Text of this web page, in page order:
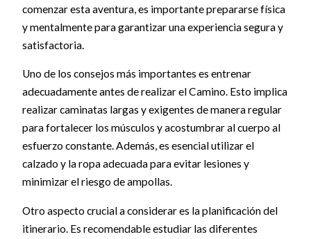
comenzar esta aventura, es importante prepararse física
y mentalmente para garantizar una experiencia segura y
satisfactoria.
Uno de los consejos más importantes es entrenar
adecuadamente antes de realizar el Camino. Esto implica
realizar caminatas largas y exigentes de manera regular
para fortalecer los músculos y acostumbrar al cuerpo al
esfuerzo constante. Además, es esencial utilizar el
calzado y la ropa adecuada para evitar lesiones y
minimizar el riesgo de ampollas.
Otro aspecto crucial a considerar es la planificación del
itinerario. Es recomendable estudiar las diferentes